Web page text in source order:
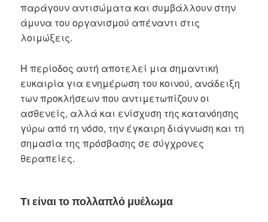
παράγουν αντισώματα και συμβάλλουν στην
άμυνα του οργανισμού απέναντι στις
λοιμώξεις.
Η περίοδος αυτή αποτελεί μια σημαντική
ευκαιρία για ενημέρωση του κοινού, ανάδειξη
των προκλήσεων που αντιμετωπίζουν οι
ασθενείς, αλλά και ενίσχυση της κατανόησης
γύρω από τη νόσο, την έγκαιρη διάγνωση και τη
σημασία της πρόσβασης σε σύγχρονες
θεραπείες.
Τι είναι το πολλαπλό μυέλωμα